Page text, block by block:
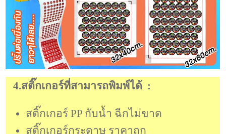
4.สติ๊กเกอร์ที่สามารถพิมพ์ได้ :
สติ๊กเกอร์ PP กับน้ำ ฉีกไม่ขาด
สติ๊กเกอร์กระดาษ ราคาถูก